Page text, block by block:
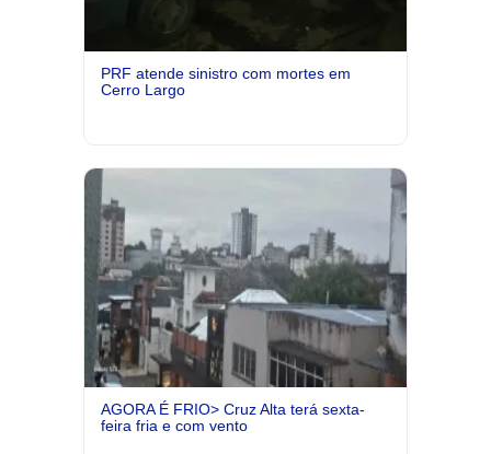
PRF atende sinistro com mortes em
Cerro Largo
AGORA É FRIO> Cruz Alta terá sexta-
feira fria e com vento